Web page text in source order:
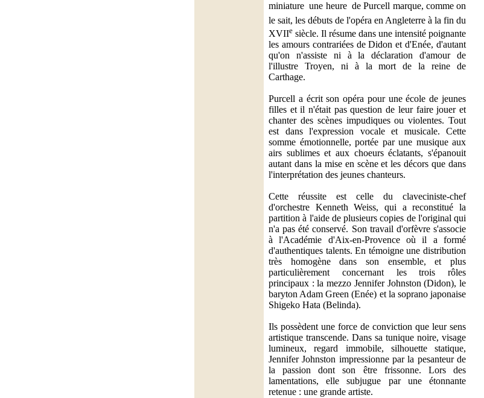
miniature  une heure  de Purcell marque, comme on
le sait, les débuts de l'opéra en Angleterre à la fin du
XVIIe siècle. Il résume dans une intensité poignante
les amours contrariées de Didon et d'Enée, d'autant
qu'on n'assiste ni à la déclaration d'amour de
l'illustre Troyen, ni à la mort de la reine de
Carthage.
Purcell a écrit son opéra pour une école de jeunes
filles et il n'était pas question de leur faire jouer et
chanter des scènes impudiques ou violentes. Tout
est dans l'expression vocale et musicale. Cette
somme émotionnelle, portée par une musique aux
airs sublimes et aux choeurs éclatants, s'épanouit
autant dans la mise en scène et les décors que dans
l'interprétation des jeunes chanteurs.
Cette réussite est celle du claveciniste-chef
d'orchestre Kenneth Weiss, qui a reconstitué la
partition à l'aide de plusieurs copies de l'original qui
n'a pas été conservé. Son travail d'orfèvre s'associe
à l'Académie d'Aix-en-Provence où il a formé
d'authentiques talents. En témoigne une distribution
très homogène dans son ensemble, et plus
particulièrement concernant les trois rôles
principaux : la mezzo Jennifer Johnston (Didon), le
baryton Adam Green (Enée) et la soprano japonaise
Shigeko Hata (Belinda).
Ils possèdent une force de conviction que leur sens
artistique transcende. Dans sa tunique noire, visage
lumineux, regard immobile, silhouette statique,
Jennifer Johnston impressionne par la pesanteur de
la passion dont son être frissonne. Lors des
lamentations, elle subjugue par une étonnante
retenue : une grande artiste.